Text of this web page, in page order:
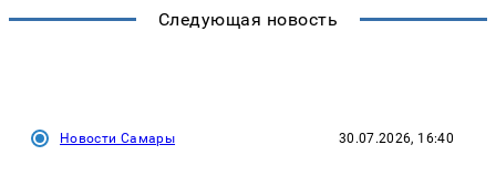
Следующая новость
Новости Самары 30.07.2026, 16:40